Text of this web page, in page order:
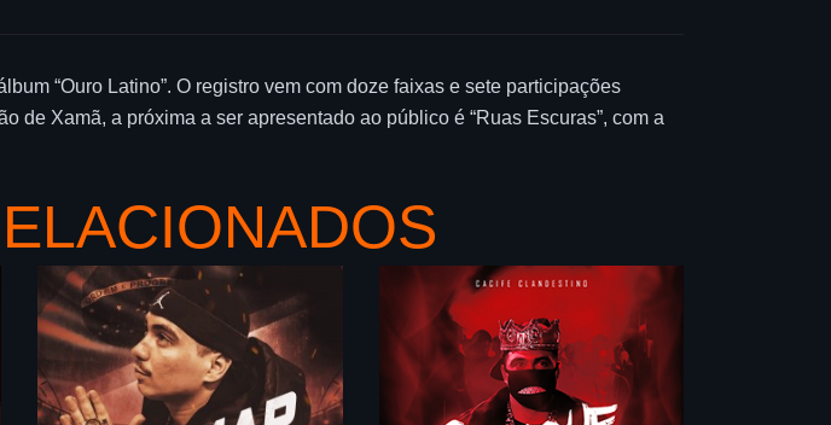
“Ouro Latino”. O registro vem com doze faixas e sete participações
de Xamã, a próxima a ser apresentado ao público é “Ruas Escuras”, com a